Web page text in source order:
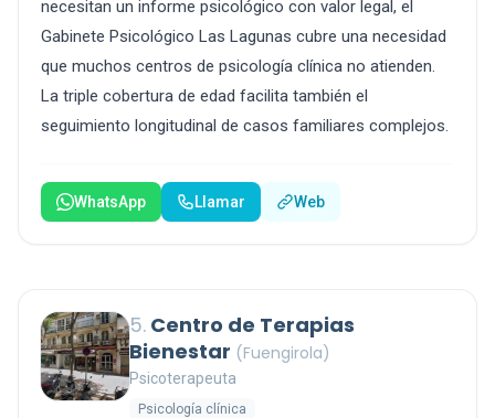
necesitan un informe psicológico con valor legal, el
Gabinete Psicológico Las Lagunas cubre una necesidad
que muchos centros de psicología clínica no atienden.
La triple cobertura de edad facilita también el
seguimiento longitudinal de casos familiares complejos.
WhatsApp Llamar Web
5. Centro de Terapias
Bienestar (Fuengirola)
Psicoterapeuta
Psicología clínica